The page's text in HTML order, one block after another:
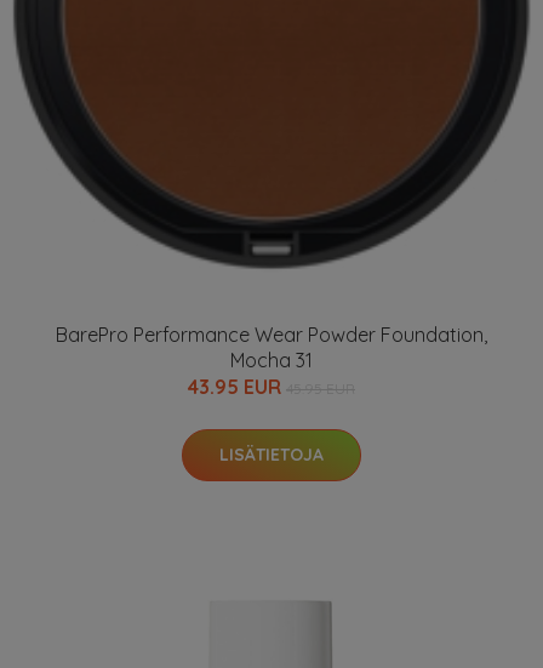
BarePro Performance Wear Powder Foundation,
Mocha 31
43.95 EUR
LISÄTIETOJA